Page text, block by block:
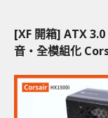
[XF 開箱] ATX
音‧全模組化